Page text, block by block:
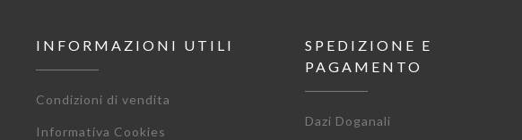
INFORMAZIONI UTILI
Condizioni di vendita
Informativa Cookies
SPEDIZIONE E
PAGAMENTO
Dazi Doganali